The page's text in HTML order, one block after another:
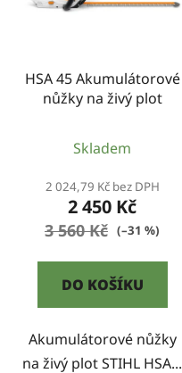
HSA 45 Akumulátorové
nůžky na živý plot
Skladem
2 024,79 Kč bez DPH
2 450 Kč
3 560 Kč (–31 %)
DO KOŠÍKU
Akumulátorové nůžky
na živý plot STIHL HSA...